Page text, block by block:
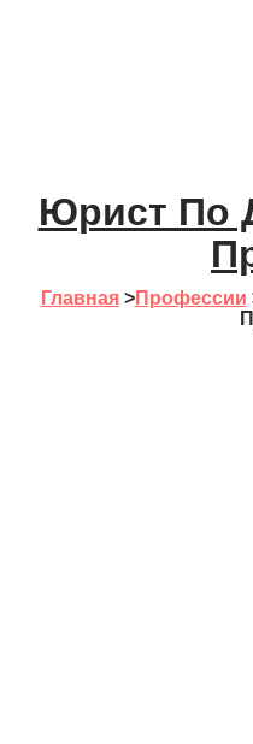
Юрист По
Главная>Профессии